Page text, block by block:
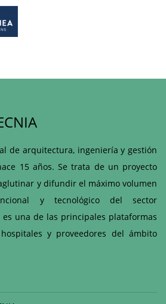
de arquitectura, ingeniería y gestión
15 años. Se trata de un proyecto
y difundir el máximo volumen
y tecnológico del sector
una de las principales plataformas
y proveedores del ámbito